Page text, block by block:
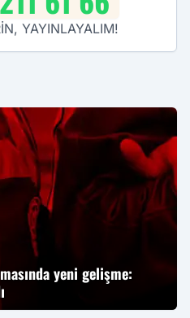
YAYINLAYALIM!
yeni gelişme: